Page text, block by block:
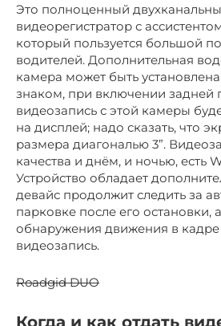
Это полноценный
видеорегистратор с
который пользуется большой
водителей. Дополнительная
камера может быть
знаком, при включении задней
видеозапись с этой камеры
на дисплей; надо сказать, что
размера диагональю 3”.
качества и днём, и ночью, есть
Устройство обладает
девайс продолжит следить за
парковке после его остановки,
обнаружения движения в кадре
видеозапись.
Roadgid DUO
Когда и как отдать